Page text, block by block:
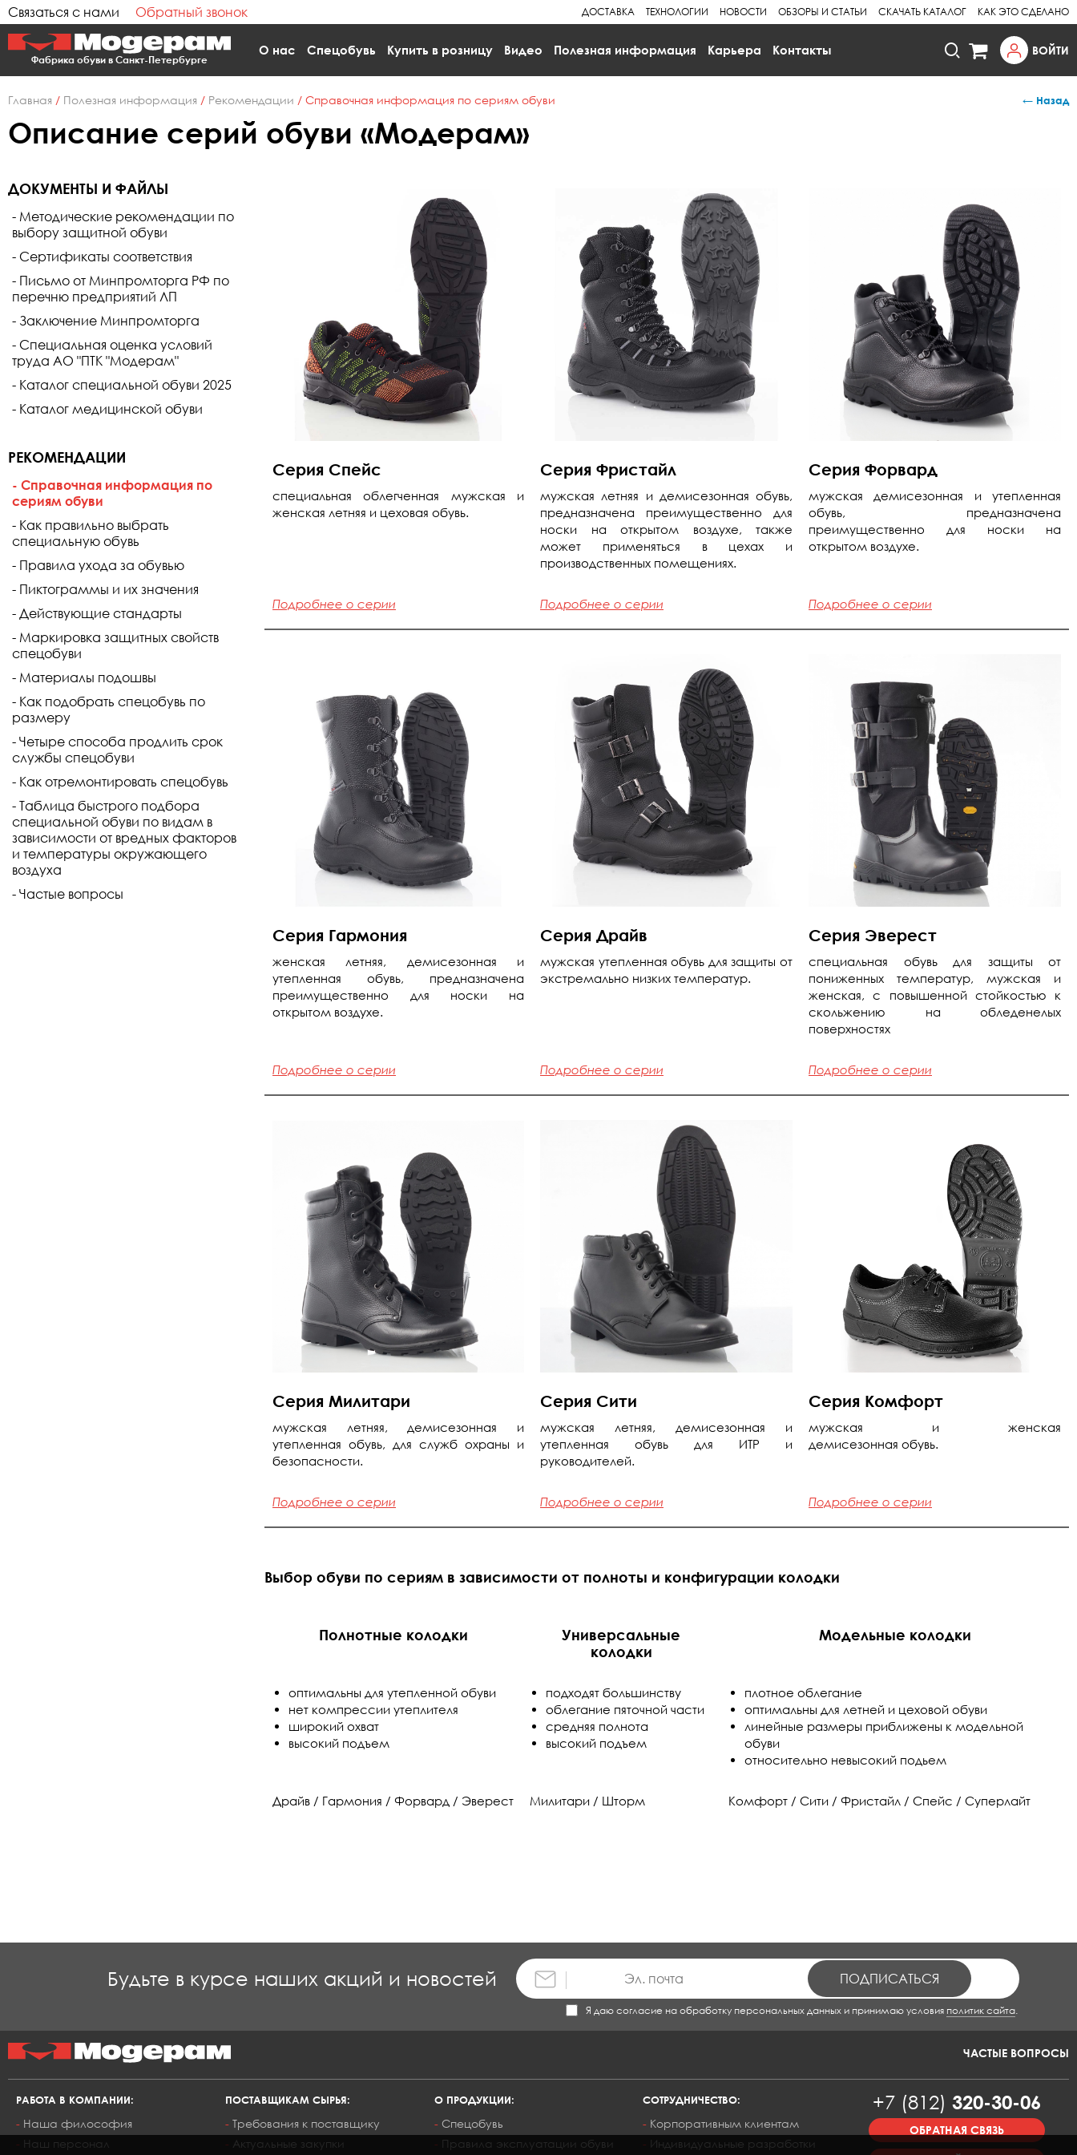
Связаться с нами Обратный звонок ДОСТАВКА ТЕХНОЛОГИИ НОВОСТИ ОБЗОРЫ И СТАТЬИ СКАЧАТЬ КАТАЛОГ КАК ЭТО СДЕЛАНО
Фабрика обуви в Санкт-Петербурге
ВОЙТИ
О нас Спецобувь Купить в розницу Видео Полезная информация Карьера Контакты
Главная / Полезная информация / Рекомендации / Справочная информация по сериям обуви ← Назад
Описание серий обуви «Модерам»
ДОКУМЕНТЫ И ФАЙЛЫ
Методические рекомендации по
выбору защитной обуви
Сертификаты соответствия
Письмо от Минпромторга РФ по
перечню предприятий ЛП
Заключение Минпромторга
Специальная оценка условий
труда АО "ПТК "Модерам"
Каталог специальной обуви 2025
Каталог медицинской обуви
РЕКОМЕНДАЦИИ
Справочная информация по
сериям обуви
Как правильно выбрать
специальную обувь
Правила ухода за обувью
Пиктограммы и их значения
Действующие стандарты
Маркировка защитных свойств
спецобуви
Материалы подошвы
Как подобрать спецобувь по
размеру
Четыре способа продлить срок
службы спецобуви
Как отремонтировать спецобувь
Таблица быстрого подбора
специальной обуви по видам в
зависимости от вредных факторов
и температуры окружающего
воздуха
Частые вопросы
Серия Спейс
специальная облегченная мужская и
женская летняя и цеховая обувь.
Серия Фристайл
мужская летняя и демисезонная обувь,
предназначена преимущественно для
носки на открытом воздухе, также
может применяться в цехах и
производственных помещениях.
Серия Форвард
мужская демисезонная и утепленная
обувь, предназначена
преимущественно для носки на
открытом воздухе.
Подробнее о серии Подробнее о серии Подробнее о серии
Серия Гармония
женская летняя, демисезонная и
утепленная обувь, предназначена
преимущественно для носки на
открытом воздухе.
Серия Драйв
мужская утепленная обувь для защиты от
экстремально низких температур.
Серия Эверест
специальная обувь для защиты от
пониженных температур, мужская и
женская, с повышенной стойкостью к
скольжению на обледенелых
поверхностях
Подробнее о серии Подробнее о серии Подробнее о серии
Серия Милитари
мужская летняя, демисезонная и
утепленная обувь, для служб охраны и
безопасности.
Серия Сити
мужская летняя, демисезонная и
утепленная обувь для ИТР и
руководителей.
Серия Комфорт
мужская и женская
демисезонная обувь.
Подробнее о серии Подробнее о серии Подробнее о серии
Выбор обуви по сериям в зависимости от полноты и конфигурации колодки
Полнотные колодки
Универсальные
колодки
Модельные колодки
оптимальны для утепленной обуви
нет компрессии утеплителя
широкий охват
высокий подъем
подходят большинству
облегание пяточной части
средняя полнота
высокий подъем
плотное облегание
оптимальны для летней и цеховой обуви
линейные размеры приближены к модельной
обуви
относительно невысокий подьем
Драйв / Гармония / Форвард / Эверест Милитари / Шторм Комфорт / Сити / Фристайл / Спейс / Суперлайт
Будьте в курсе наших акций и новостей
Я даю согласие на обработку персональных данных и принимаю условия политик сайта.
ЧАСТЫЕ ВОПРОСЫ
РАБОТА В КОМПАНИИ:
Наша философия
Наш персонал
ПОСТАВЩИКАМ СЫРЬЯ:
Требования к поставщику
Актуальные закупки
О ПРОДУКЦИИ:
Спецобувь
Правила эксплуатации обуви
СОТРУДНИЧЕСТВО:
Корпоративным клиентам
Индивидуальные разработки
+7 (812) 320-30-06
ОБРАТНАЯ СВЯЗЬ